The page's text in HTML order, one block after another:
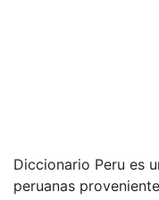
Diccionario Peru es
peruanas